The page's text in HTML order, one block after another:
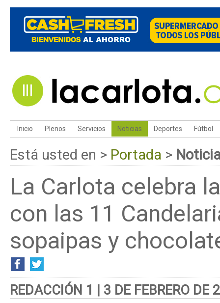
Inicio Plenos Servicios Noticias Deportes Fútbol
Está usted en > Portada >
La Carlota celebra
con las 11
sopaipas y
REDACCIÓN 1 | 3 DE FEBRERO DE